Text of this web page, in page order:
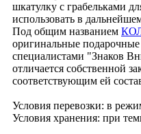
шкатулку с грабельками
использовать в
Под общим названием
оригинальные
специалистами "Знаков
отличается собственной
соответствующим ей
Условия перевозки: в
Условия хранения: при